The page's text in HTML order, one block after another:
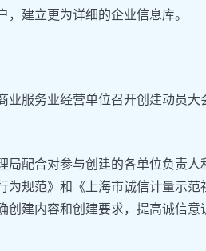
建立更为详细的企业信息库。
服务业经营单位召开创建动员大
配合对参与创建的各单位负责人
规范》和《上海市诚信计量示范
建内容和创建要求，提高诚信意